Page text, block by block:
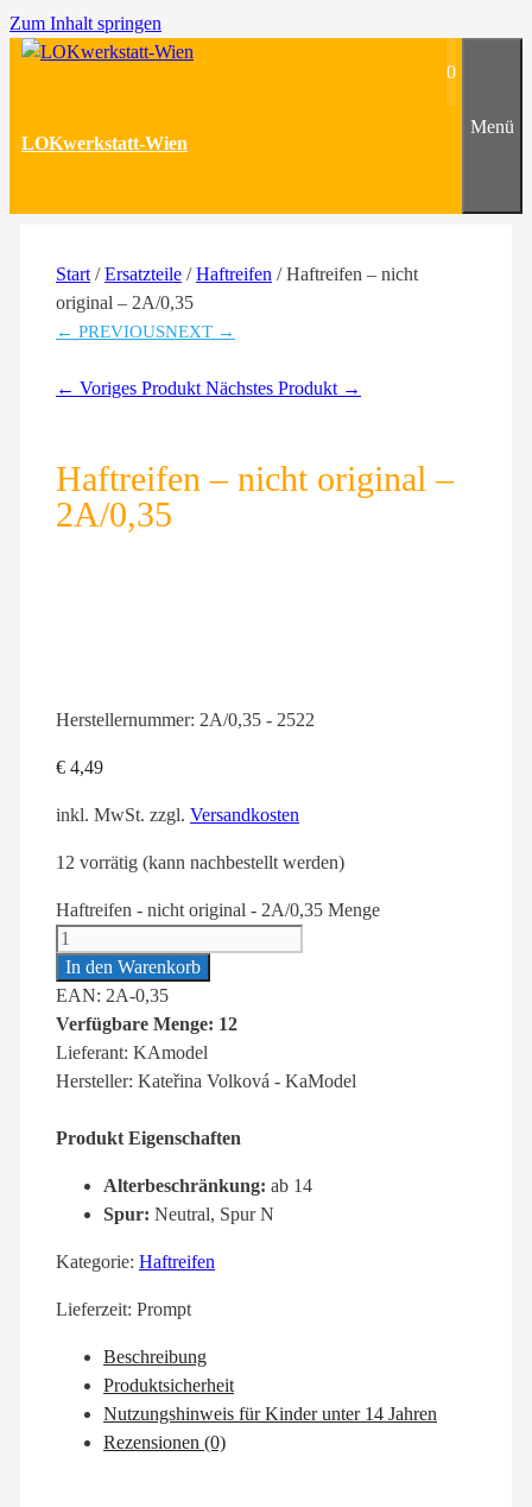
Zum Inhalt springen
LOKwerkstatt-Wien
0
Menü
Start /Ersatzteile /Haftreifen / Haftreifen – nicht
original – 2A/0,35
← PREVIOUSNEXT →
← Voriges Produkt Nächstes Produkt →
Haftreifen – nicht original –
2A/0,35
Herstellernummer: 2A/0,35 - 2522
€ 4,49
inkl. MwSt. zzgl. Versandkosten
12 vorrätig (kann nachbestellt werden)
Haftreifen - nicht original - 2A/0,35 Menge
In den Warenkorb
EAN: 2A-0,35
Verfügbare Menge: 12
Lieferant: KAmodel
Hersteller: Kateřina Volková - KaModel
Produkt Eigenschaften
Alterbeschränkung: ab 14
Spur: Neutral, Spur N
Kategorie: Haftreifen
Lieferzeit: Prompt
Beschreibung
Produktsicherheit
Nutzungshinweis für Kinder unter 14 Jahren
Rezensionen (0)